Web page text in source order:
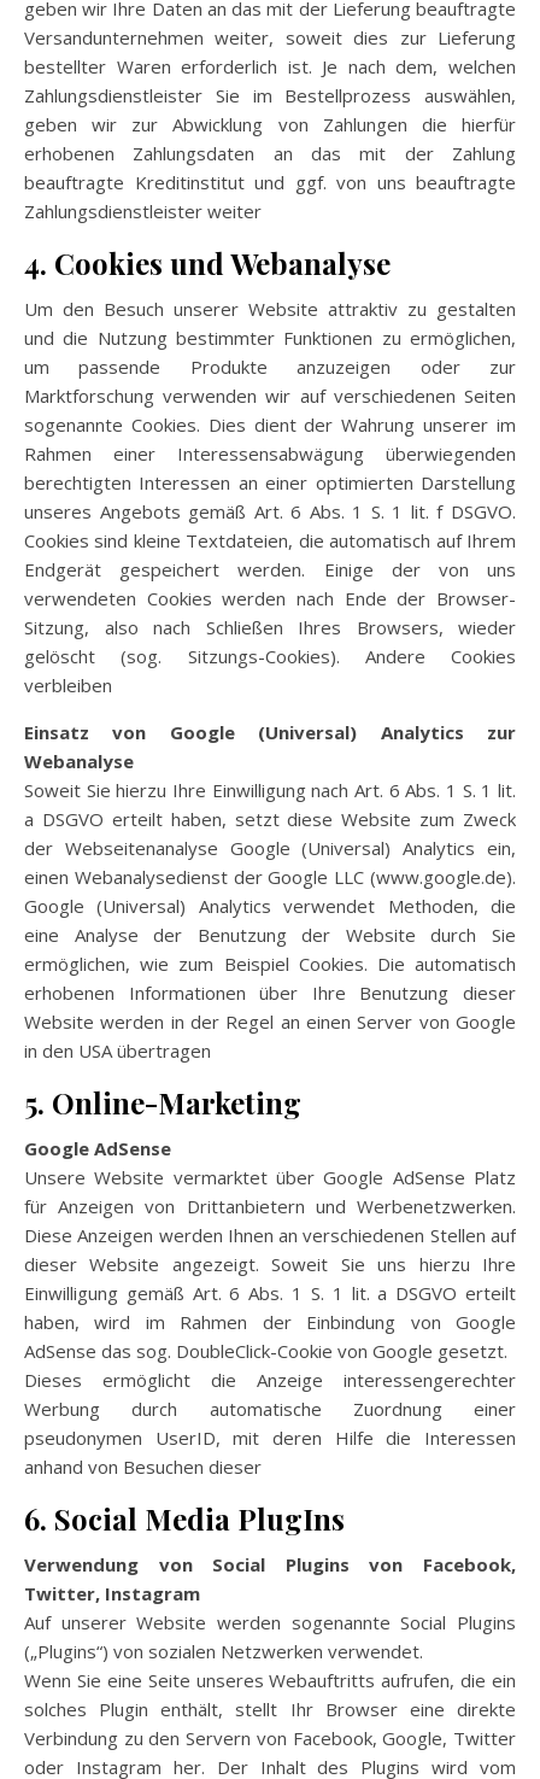
geben wir Ihre Daten an das mit der Lieferung beauftragte
Versandunternehmen weiter, soweit dies zur Lieferung
bestellter Waren erforderlich ist. Je nach dem, welchen
Zahlungsdienstleister Sie im Bestellprozess auswählen,
geben wir zur Abwicklung von Zahlungen die hierfür
erhobenen Zahlungsdaten an das mit der Zahlung
beauftragte Kreditinstitut und ggf. von uns beauftragte
Zahlungsdienstleister weiter
4. Cookies und Webanalyse
Um den Besuch unserer Website attraktiv zu gestalten
und die Nutzung bestimmter Funktionen zu ermöglichen,
um passende Produkte anzuzeigen oder zur
Marktforschung verwenden wir auf verschiedenen Seiten
sogenannte Cookies. Dies dient der Wahrung unserer im
Rahmen einer Interessensabwägung überwiegenden
berechtigten Interessen an einer optimierten Darstellung
unseres Angebots gemäß Art. 6 Abs. 1 S. 1 lit. f DSGVO.
Cookies sind kleine Textdateien, die automatisch auf Ihrem
Endgerät gespeichert werden. Einige der von uns
verwendeten Cookies werden nach Ende der Browser-
Sitzung, also nach Schließen Ihres Browsers, wieder
gelöscht (sog. Sitzungs-Cookies). Andere Cookies
verbleiben
Einsatz von Google (Universal) Analytics zur
Webanalyse
Soweit Sie hierzu Ihre Einwilligung nach Art. 6 Abs. 1 S. 1 lit.
a DSGVO erteilt haben, setzt diese Website zum Zweck
der Webseitenanalyse Google (Universal) Analytics ein,
einen Webanalysedienst der Google LLC (www.google.de).
Google (Universal) Analytics verwendet Methoden, die
eine Analyse der Benutzung der Website durch Sie
ermöglichen, wie zum Beispiel Cookies. Die automatisch
erhobenen Informationen über Ihre Benutzung dieser
Website werden in der Regel an einen Server von Google
in den USA übertragen
5. Online-Marketing
Google AdSense
Unsere Website vermarktet über Google AdSense Platz
für Anzeigen von Drittanbietern und Werbenetzwerken.
Diese Anzeigen werden Ihnen an verschiedenen Stellen auf
dieser Website angezeigt. Soweit Sie uns hierzu Ihre
Einwilligung gemäß Art. 6 Abs. 1 S. 1 lit. a DSGVO erteilt
haben, wird im Rahmen der Einbindung von Google
AdSense das sog. DoubleClick-Cookie von Google gesetzt.
Dieses ermöglicht die Anzeige interessengerechter
Werbung durch automatische Zuordnung einer
pseudonymen UserID, mit deren Hilfe die Interessen
anhand von Besuchen dieser
6. Social Media PlugIns
Verwendung von Social Plugins von Facebook,
Twitter, Instagram
Auf unserer Website werden sogenannte Social Plugins
(„Plugins“) von sozialen Netzwerken verwendet.
Wenn Sie eine Seite unseres Webauftritts aufrufen, die ein
solches Plugin enthält, stellt Ihr Browser eine direkte
Verbindung zu den Servern von Facebook, Google, Twitter
oder Instagram her. Der Inhalt des Plugins wird vom